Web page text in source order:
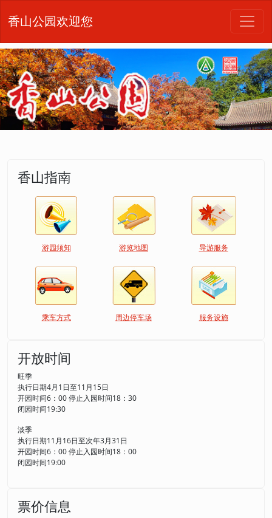
香山公园欢迎您
香山指南
游园须知 游览地图 导游服务
乘车方式 周边停车场 服务设施
开放时间
旺季
执行日期4月1日至11月15日
开园时间6：00 停止入园时间18：30
闭园时间19:30
淡季
执行日期11月16日至次年3月31日
开园时间6：00 停止入园时间18：00
闭园时间19:00
票价信息